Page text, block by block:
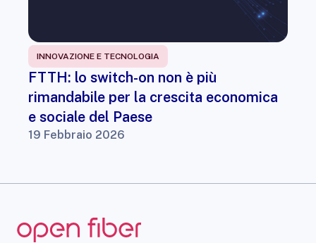
INNOVAZIONE E TECNOLOGIA
FTTH: lo switch-on non è più
rimandabile per la crescita economica
e sociale del Paese
19 Febbraio 2026